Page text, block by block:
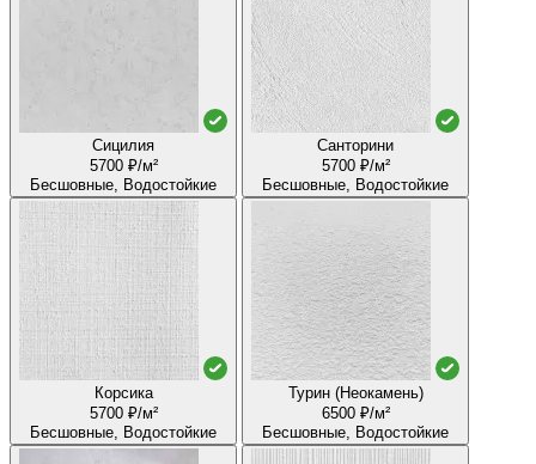
Сицилия
5700 ₽/м²
Бесшовные, Водостойкие
Санторини
5700 ₽/м²
Бесшовные, Водостойкие
Корсика
5700 ₽/м²
Бесшовные, Водостойкие
Турин (Неокамень)
6500 ₽/м²
Бесшовные, Водостойкие